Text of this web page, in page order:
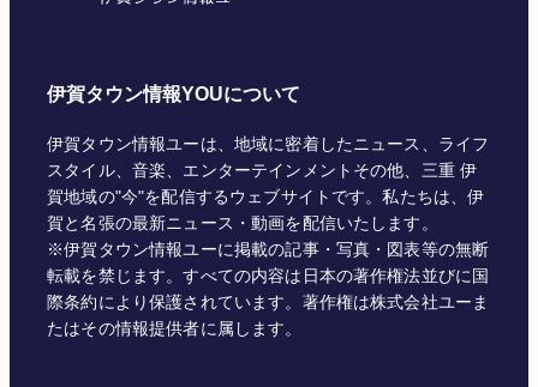
伊賀タウン情報YOUについて
伊賀タウン情報ユーは、地域に密着したニュース、ライフ
スタイル、音楽、エンターテインメントその他、三重 伊
賀地域の"今"を配信するウェブサイトです。私たちは、伊
賀と名張の最新ニュース・動画を配信いたします。
※伊賀タウン情報ユーに掲載の記事・写真・図表等の無断
転載を禁じます。すべての内容は日本の著作権法並びに国
際条約により保護されています。著作権は株式会社ユーま
たはその情報提供者に属します。